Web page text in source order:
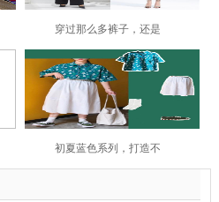
穿过那么多裤子，还是
初夏蓝色系列，打造不